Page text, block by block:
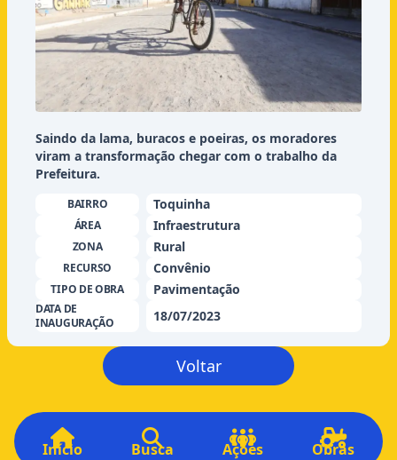
Saindo da lama, buracos e poeiras, os moradores
viram a transformação chegar com o trabalho da
Prefeitura.
BAIRRO Toquinha
ÁREA Infraestrutura
ZONA Rural
RECURSO Convênio
TIPO DE OBRA Pavimentação
DATA DE
INAUGURAÇÃO
18/07/2023
Voltar
Início Busca Ações Obras